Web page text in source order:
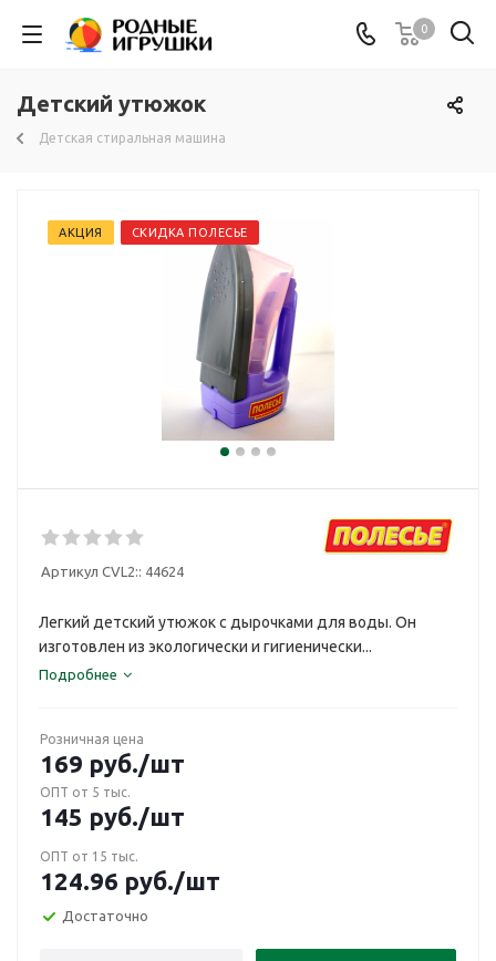
0
Детский утюжок
Детская стиральная машина
АКЦИЯ СКИДКА ПОЛЕСЬЕ
Артикул CVL2:: 44624
Легкий детский утюжок с дырочками для воды. Он
изготовлен из экологически и гигиенически...
Подробнее
Розничная цена
169 руб./шт
ОПТ от 5 тыс.
145 руб./шт
ОПТ от 15 тыс.
124.96 руб./шт
Достаточно